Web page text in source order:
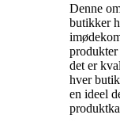
Denne
butikker
det er
hver
en ideel